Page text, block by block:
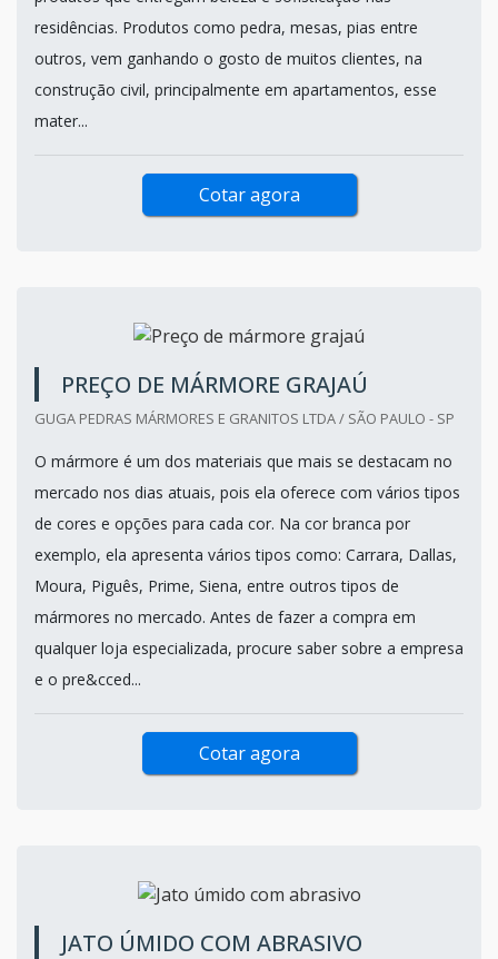
residências. Produtos como pedra, mesas, pias entre
outros, vem ganhando o gosto de muitos clientes, na
construção civil, principalmente em apartamentos, esse
mater...
Cotar agora
PREÇO DE MÁRMORE GRAJAÚ
GUGA PEDRAS MÁRMORES E GRANITOS LTDA / SÃO PAULO - SP
O mármore é um dos materiais que mais se destacam no
mercado nos dias atuais, pois ela oferece com vários tipos
de cores e opções para cada cor. Na cor branca por
exemplo, ela apresenta vários tipos como: Carrara, Dallas,
Moura, Piguês, Prime, Siena, entre outros tipos de
mármores no mercado. Antes de fazer a compra em
qualquer loja especializada, procure saber sobre a empresa
e o pre&cced...
Cotar agora
JATO ÚMIDO COM ABRASIVO